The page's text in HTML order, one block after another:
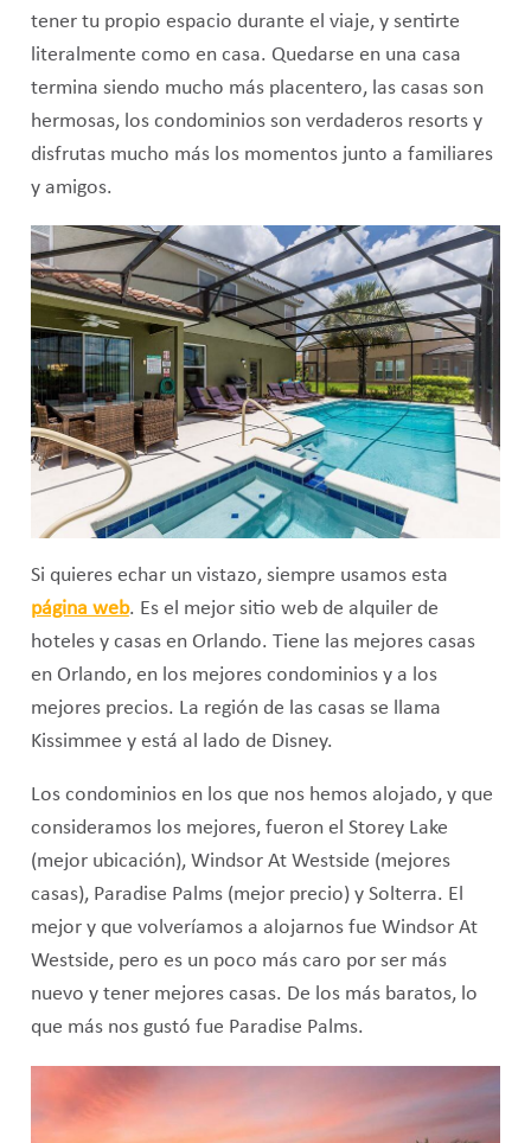
tener tu propio espacio durante el viaje, y sentirte
literalmente como en casa. Quedarse en una casa
termina siendo mucho más placentero, las casas son
hermosas, los condominios son verdaderos resorts y
disfrutas mucho más los momentos junto a familiares
y amigos.
Si quieres echar un vistazo, siempre usamos esta
página web. Es el mejor sitio web de alquiler de
hoteles y casas en Orlando. Tiene las mejores casas
en Orlando, en los mejores condominios y a los
mejores precios. La región de las casas se llama
Kissimmee y está al lado de Disney.
Los condominios en los que nos hemos alojado, y que
consideramos los mejores, fueron el Storey Lake
(mejor ubicación), Windsor At Westside (mejores
casas), Paradise Palms (mejor precio) y Solterra. El
mejor y que volveríamos a alojarnos fue Windsor At
Westside, pero es un poco más caro por ser más
nuevo y tener mejores casas. De los más baratos, lo
que más nos gustó fue Paradise Palms.